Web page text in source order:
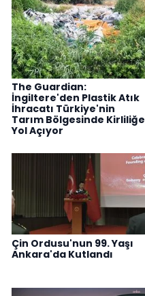
The Guardian:
İngiltere'den Plastik Atık
İhracatı Türkiye'nin
Tarım Bölgesinde Kirliliğe
Yol Açıyor
Çin Ordusu'nun 99. Yaşı
Ankara'da Kutlandı